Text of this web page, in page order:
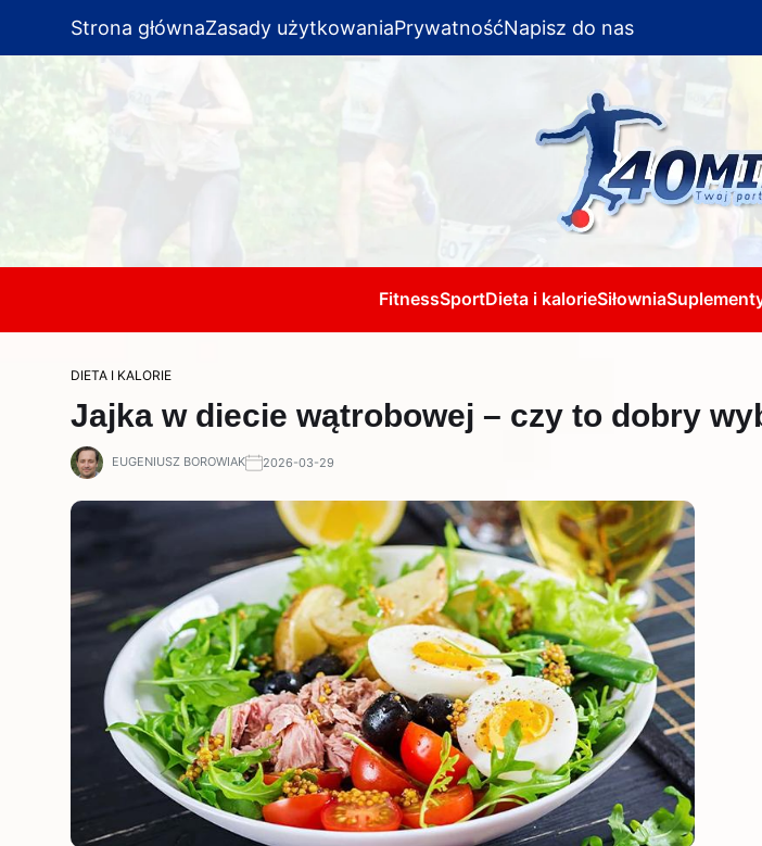
Strona głównaZasady użytkowaniaPrywatnośćNapisz do nas
FitnessSportDieta i kalorieSiłownia
DIETA I KALORIE
Jajka w diecie wątrobowej – czy to dobry
EUGENIUSZ BOROWIAK 2026-03-29